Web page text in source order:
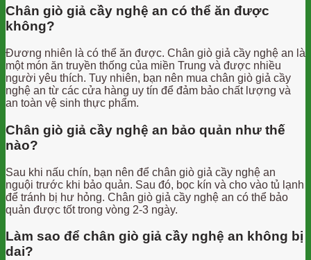
Chân giò giả cầy nghệ an có thể ăn được
không?
Đương nhiên là có thể ăn được. Chân giò giả cầy nghệ an là
một món ăn truyền thống của miền Trung và được nhiều
người yêu thích. Tuy nhiên, bạn nên mua chân giò giả cầy
nghệ an từ các cửa hàng uy tín để đảm bảo chất lượng và
an toàn vệ sinh thực phẩm.
Chân giò giả cầy nghệ an bảo quản như thế
nào?
Sau khi nấu chín, bạn nên để chân giò giả cầy nghệ an
nguội trước khi bảo quản. Sau đó, bọc kín và cho vào tủ lạnh
để tránh bị hư hỏng. Chân giò giả cầy nghệ an có thể bảo
quản được tốt trong vòng 2-3 ngày.
Làm sao để chân giò giả cầy nghệ an không bị
dai?